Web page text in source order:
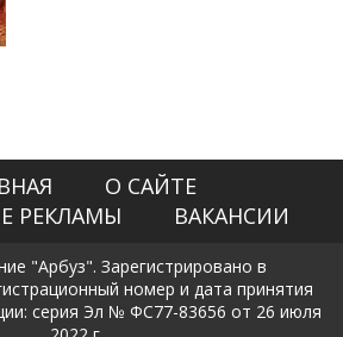
О САЙТЕ
РЕКЛАМЫ
ВАКАНСИИ
"Арбуз". Зарегистрировано в
номер и дата принятия
серия Эл № ФС77-83656 от 26 июля